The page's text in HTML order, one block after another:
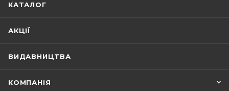
КАТАЛОГ
АКЦІЇ
ВИДАВНИЦТВА
КОМПАНІЯ